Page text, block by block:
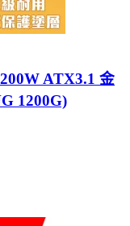
ATX3.1 金
1200G)